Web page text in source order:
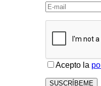
Acepto la